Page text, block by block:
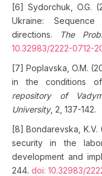
[6] Sydorchuk, O.G.
Ukraine:
directions.
The
10.32983/2222-0712-
[7] Poplavska, O.M.
in the conditions
repository of
University, 2, 137-142.
[8] Bondarevska,
security in the
development and
244. doi: 10.32983/